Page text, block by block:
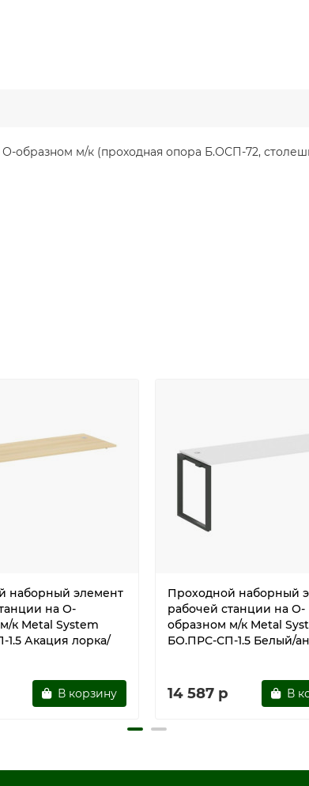
образном м/к (проходная опора Б.ОСП-72,
наборный элемент
на О-
к Metal System
Акация лорка/
В корзину
Проходной наборный
рабочей станции на О-
образном м/к Metal
БО.ПРС-СП-1.5 Белый/
14 587 р В